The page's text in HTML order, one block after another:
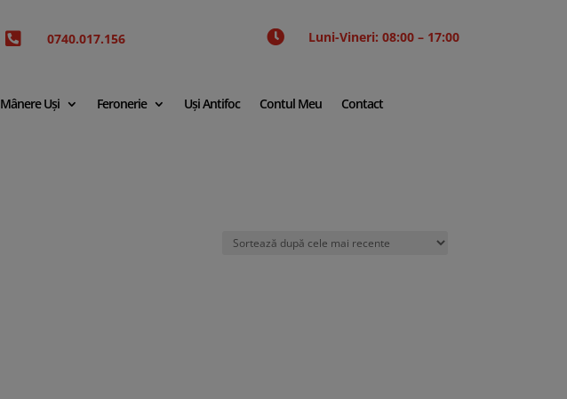
 0740.017.156  Luni-Vineri: 08:00 – 17:00
Mânere Uși Feronerie Uși Antifoc Contul Meu Contact